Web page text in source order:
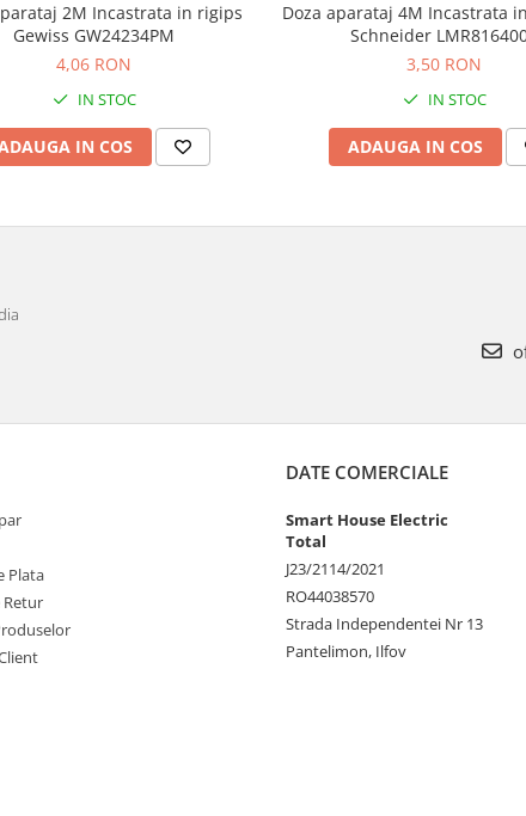
2M Incastrata in rigips
Gewiss GW24234PM
4,06 RON
IN STOC
IN COS
Doza aparataj 4M Incastrata
Schneider
3,50 RON
IN STOC
ADAUGA IN COS
Plata
Retur
DATE COMERCIALE
Smart House Electric
Total
J23/2114/2021
RO44038570
Strada Independentei Nr 13
Pantelimon, Ilfov